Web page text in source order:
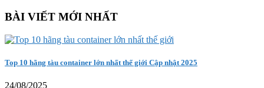
BÀI VIẾT MỚI NHẤT
Top 10 hãng tàu container lớn nhất thế giới Cập nhật 2025
24/08/2025